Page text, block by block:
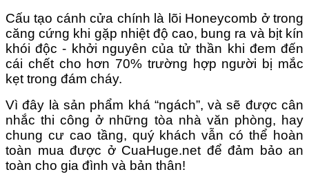
Cấu tạo cánh cửa chính là lõi Honeycomb ở trong
căng cứng khi gặp nhiệt độ cao, bung ra và bịt kín
khói độc - khởi nguyên của tử thần khi đem đến
cái chết cho hơn 70% trường hợp người bị mắc
kẹt trong đám cháy.
Vì đây là sản phẩm khá “ngách”, và sẽ được cân
nhắc thi công ở những tòa nhà văn phòng, hay
chung cư cao tầng, quý khách vẫn có thể hoàn
toàn mua được ở CuaHuge.net để đảm bảo an
toàn cho gia đình và bản thân!